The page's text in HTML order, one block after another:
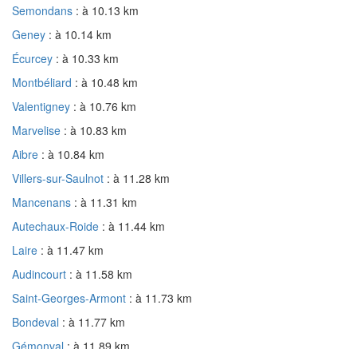
Semondans : à 10.13 km
Geney : à 10.14 km
Écurcey : à 10.33 km
Montbéliard : à 10.48 km
Valentigney : à 10.76 km
Marvelise : à 10.83 km
Aibre : à 10.84 km
Villers-sur-Saulnot : à 11.28 km
Mancenans : à 11.31 km
Autechaux-Roide : à 11.44 km
Laire : à 11.47 km
Audincourt : à 11.58 km
Saint-Georges-Armont : à 11.73 km
Bondeval : à 11.77 km
Gémonval : à 11.89 km